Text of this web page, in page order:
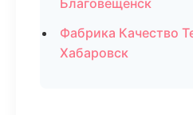
Благовещенск
Фабрика Качество
Хабаровск